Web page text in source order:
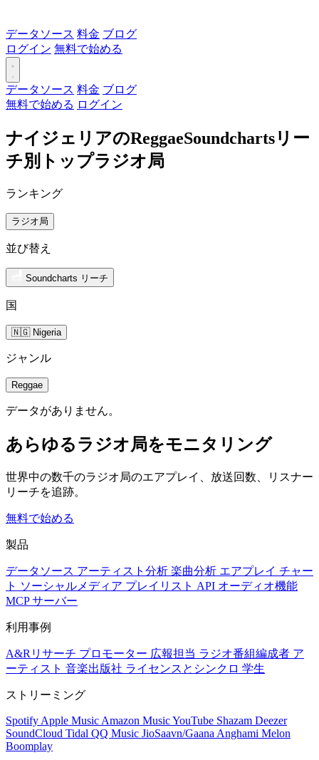
データソース 料金 ブログ
ログイン 無料で始める
データソース 料金 ブログ
無料で始める ログイン
ナイジェリアのReggaeSoundchartsリー
チ別トップラジオ局
ランキング
ラジオ局
並び替え
Soundcharts リーチ
国
🇳🇬 Nigeria
ジャンル
Reggae
データがありません。
あらゆるラジオ局をモニタリング
世界中の数千のラジオ局のエアプレイ、放送回数、リスナー
リーチを追跡。
無料で始める
製品
データソース アーティスト分析 楽曲分析 エアプレイ チャー
ト ソーシャルメディア プレイリスト API オーディオ機能
MCP サーバー
利用事例
A&Rリサーチ プロモーター 広報担当 ラジオ番組編成者 ア
ーティスト 音楽出版社 ライセンスとシンクロ 学生
ストリーミング
Spotify Apple Music Amazon MusicYouTube Shazam Deezer
SoundCloud Tidal QQ Music JioSaavn/Gaana Anghami Melon
Boomplay